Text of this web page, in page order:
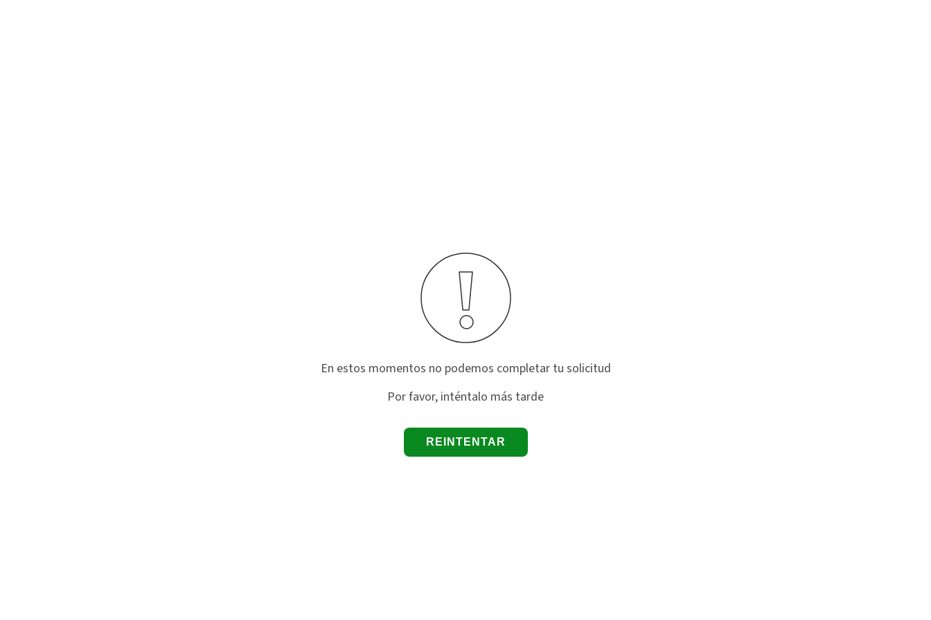
En estos momentos no podemos completar tu solicitud
Por favor, inténtalo más tarde
REINTENTAR